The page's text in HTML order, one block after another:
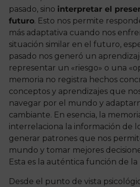
pasado, sino interpretar el
futuro. Esto nos permite
más adaptativa cuando nos
situación similar en el futuro,
pasado nos generó un
representar un «riesgo» o una
memoria no registra hechos
conceptos y aprendizajes que
navegar por el mundo y
cambiante. En esencia, la
interrelaciona la información de
generar patrones que nos
mundo y tomar mejores
Esta es la auténtica función de la
Desde el punto de vista